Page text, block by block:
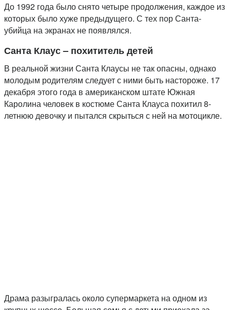
До 1992 года было снято четыре продолжения, каждое из
которых было хуже предыдущего. С тех пор Санта-
убийца на экранах не появлялся.
Санта Клаус – похититель детей
В реальной жизни Санта Клаусы не так опасны, однако
молодым родителям следует с ними быть настороже. 17
декабря этого года в американском штате Южная
Каролина человек в костюме Санта Клауса похитил 8-
летнюю девочку и пытался скрыться с ней на мотоцикле.
Драма разыгралась около супермаркета на одном из